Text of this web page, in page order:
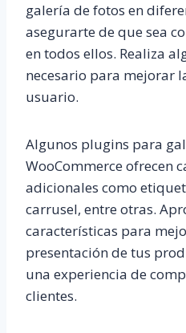
galería de fotos en
asegurarte de que sea
en todos ellos. Realiza
necesario para mejorar
usuario.
Algunos plugins para
WooCommerce ofrecen
adicionales como
carrusel, entre otras.
características para
presentación de tus
una experiencia de
clientes.